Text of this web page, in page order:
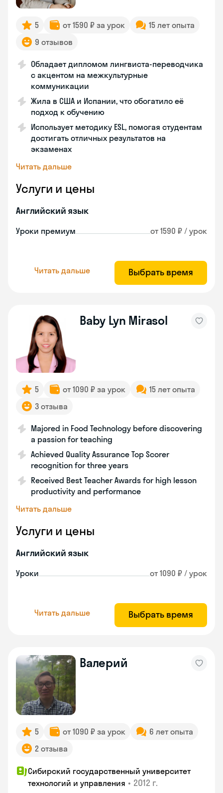
5 от 1590 ₽ за урок
15 лет опыта
9 отзывов
Обладает дипломом лингвиста-переводчика
с акцентом на межкультурные
коммуникации
Жила в США и Испании, что обогатило её
подход к обучению
Использует методику ESL, помогая студентам
достигать отличных результатов на
экзаменах
Читать дальше
Услуги и цены
Английский язык
Уроки премиум от 1590 ₽ / урок
Читать дальше Выбрать время
Baby Lyn Mirasol
5 от 1090 ₽ за урок
15 лет опыта
3 отзыва
Majored in Food Technology before discovering
a passion for teaching
Achieved Quality Assurance Top Scorer
recognition for three years
Received Best Teacher Awards for high lesson
productivity and performance
Читать дальше
Услуги и цены
Английский язык
Уроки от 1090 ₽ / урок
Читать дальше Выбрать время
Валерий
5 от 1090 ₽ за урок
6 лет опыта
2 отзыва
Сибирский государственный университет
технологий и управления • 2012 г.